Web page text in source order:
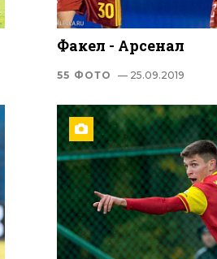
Факел - Арсенал
55 ФОТО — 25.09.2019